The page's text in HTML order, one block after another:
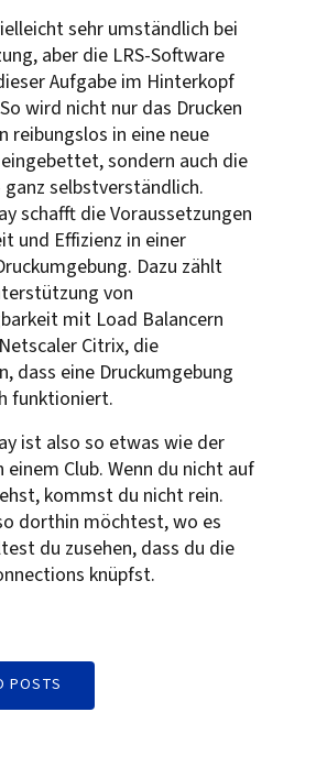
sehr umständlich bei
aber die LRS-Software
Aufgabe im Hinterkopf
wird nicht nur das Drucken
reibungslos in eine neue
sondern auch die
ganz selbstverständlich.
schafft die Voraussetzungen
und Effizienz in einer
Dazu zählt
von
mit Load Balancern
Citrix, die
dass eine Druckumgebung
funktioniert.
ist also so etwas wie der
einem Club. Wenn du nicht auf
kommst du nicht rein.
dorthin möchtest, wo es
du zusehen, dass du die
knüpfst.
POSTS